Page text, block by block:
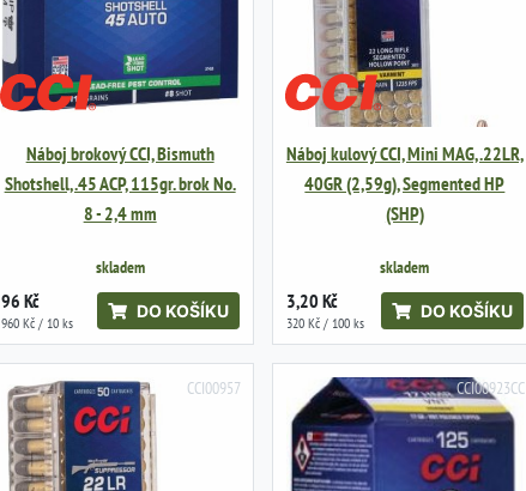
Náboj brokový CCI, Bismuth
Shotshell, .45 ACP, 115gr. brok No.
8 - 2,4 mm
skladem
96 Kč
960 Kč / 10 ks
DO KOŠÍKU
Náboj kulový CCI, Mini MAG, .22LR,
40GR (2,59g), Segmented HP
(SHP)
skladem
3,20 Kč
320 Kč / 100 ks
DO KOŠÍKU
CCI00957 CCI00923CC